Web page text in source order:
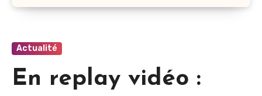
Actualité
En replay vidéo :